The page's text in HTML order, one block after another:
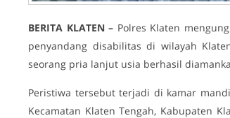
BERITA KLATEN – Polres Klaten
penyandang disabilitas di wilayah
seorang pria lanjut usia berhasil
Peristiwa tersebut terjadi di kamar
Kecamatan Klaten Tengah, Kabupaten